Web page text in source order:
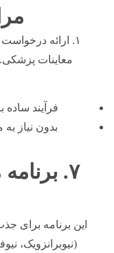
معاینات پزشکی. ۳. دریافت ویزای اقامت دائم.
فرآیند ساده
بدون نیاز
۷.
این برنامه برای
(نیوبرانزویک،